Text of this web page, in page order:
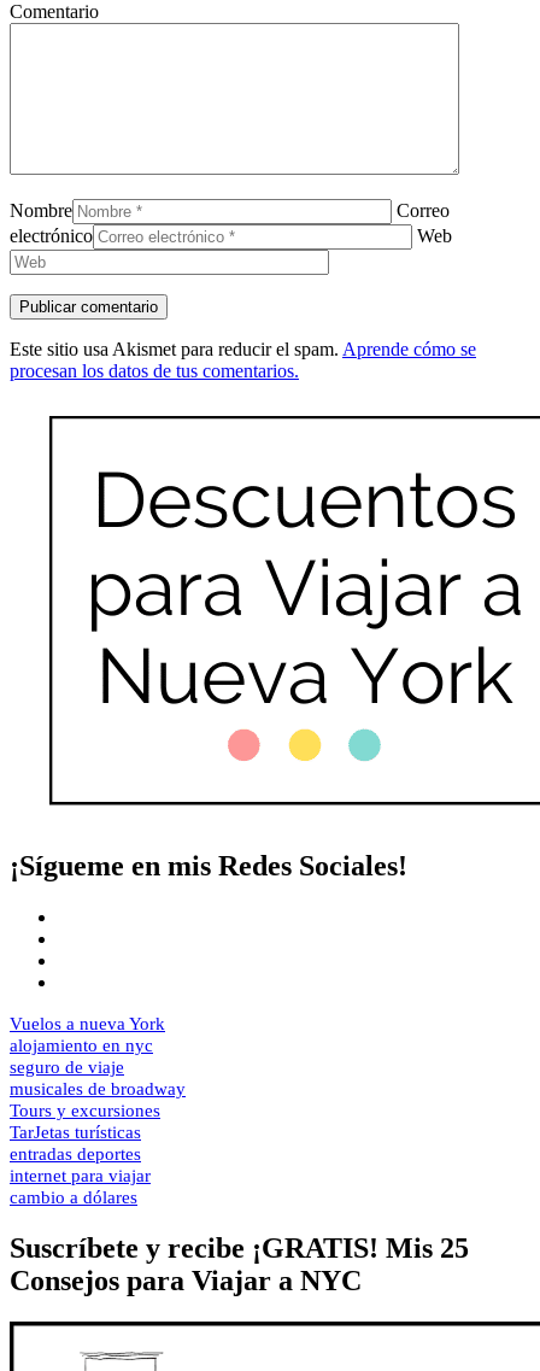
Comentario
Nombre
Correo
electrónico
Web
Este sitio usa Akismet para reducir el spam. Aprende cómo se
procesan los datos de tus comentarios.
¡Sígueme en mis Redes Sociales!
Vuelos a nueva York
alojamiento en nyc
seguro de viaje
musicales de broadway
Tours y excursiones
TarJetas turísticas
entradas deportes
internet para viajar
cambio a dólares
Suscríbete y recibe ¡GRATIS! Mis 25
Consejos para Viajar a NYC